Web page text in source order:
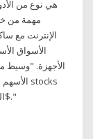
هي نوع من
مهمة من
trading اليوم واحصل على مكافأة قد تصل حتى 10,000$."